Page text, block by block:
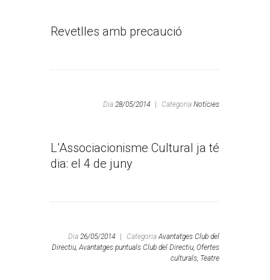
Revetlles amb precaució
Dia 28/05/2014 Categoria Notícies
L’Associacionisme Cultural ja té
dia: el 4 de juny
Dia 26/05/2014 CategoriaAvantatges Club del
Directiu, Avantatges puntuals Club del Directiu, Ofertes
culturals, Teatre